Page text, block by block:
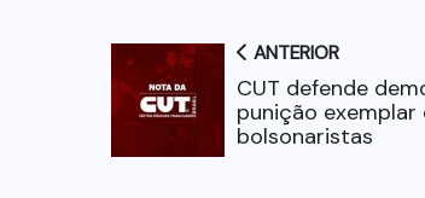
ANTERIOR
CUT defende
punição
bolsonaristas